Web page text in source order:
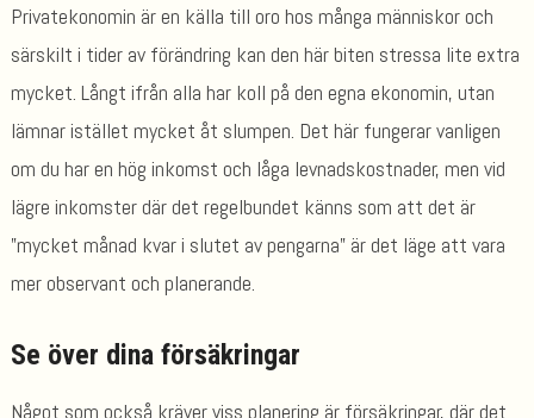
Privatekonomin är en källa till oro hos många människor och
särskilt i tider av förändring kan den här biten stressa lite extra
mycket. Långt ifrån alla har koll på den egna ekonomin, utan
lämnar istället mycket åt slumpen. Det här fungerar vanligen
om du har en hög inkomst och låga levnadskostnader, men vid
lägre inkomster där det regelbundet känns som att det är
”mycket månad kvar i slutet av pengarna” är det läge att vara
mer observant och planerande.
Se över dina försäkringar
Något som också kräver viss planering är försäkringar, där det